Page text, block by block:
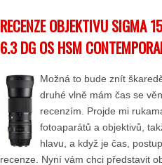
RECENZE OBJEKTIVU
6.3 DG OS HSM
Možná to bude znít
druhé vlně mám čas se
recenzím. Projde mi
fotoaparátů a objektivů,
hlavu, a když je čas,
recenze. Nyní vám chci představit